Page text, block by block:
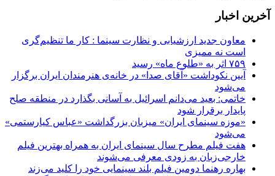
آخرین اخبار
معاون جدید ارزشیابی و نظارت سینما : کار ما تنظیم‌گری
است نه ممیزی
۷۵۹ اثر به «طلوع ماه» رسید
آیین نکوداشت «آقای صدا» در خانه‌ی هنرمندان ایران برگزار
می‌شود
خاتمی: بعید می‌دانم اسرائیل به آسانی بگذارد در منطقه صلح
پایدار برقرار شود
«موزه سینمای ایران» میزبان بزرگداشت «عباس کیارستمی»
می‌شود
هفت فیلم مطرح سال سینمای ایران به همراه بهترین فیلم
خارجی‌زبان به زودی معرفی می‌شوند
بهاره رهنما دومین فیلم بلند سینمایی خود را کلید می‌زند